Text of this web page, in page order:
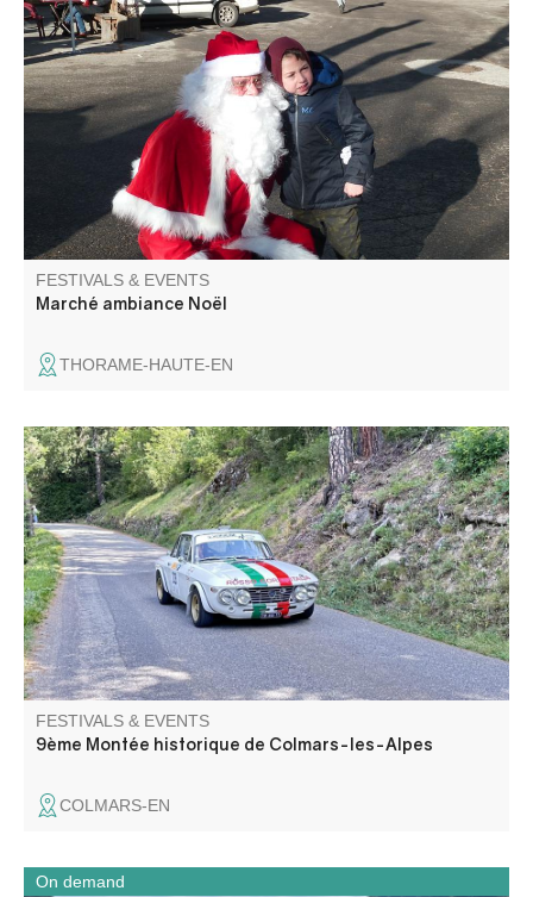
Ambiance féerique sur la place du village. Marché
gourmand, décoration et jouets.
FESTIVALS & EVENTS
Marché ambiance Noël
THORAME-HAUTE-EN
The Montée Historique is open to classic racing cars, as
well as prestigious, rare and exceptional vehicles. It takes
place in the twists and turns of the mythical Col des
Champs, overlooking the walled city.
FESTIVALS & EVENTS
9ème Montée historique de Colmars-les-Alpes
COLMARS-EN
On demand